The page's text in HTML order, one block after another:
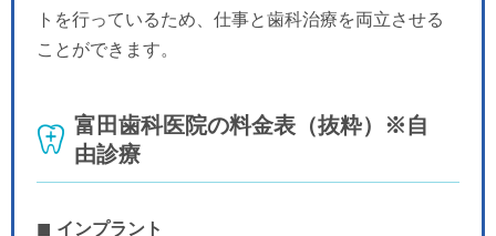
トを行っているため、仕事と歯科治療を両立させる
ことができます。
富田歯科医院の料金表（抜粋）※自
由診療
インプラント